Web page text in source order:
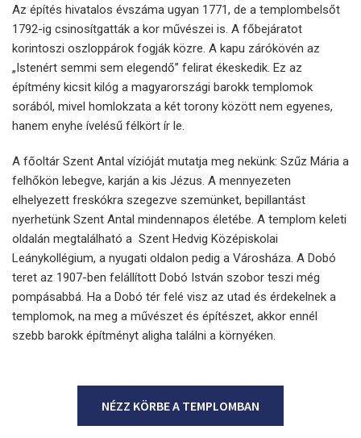
Az építés hivatalos évszáma ugyan 1771, de a templombelsőt
1792-ig csinosítgatták a kor művészei is. A főbejáratot
korintoszi oszloppárok fogják közre. A kapu zárókövén az
„Istenért semmi sem elegendő” felirat ékeskedik. Ez az
építmény kicsit kilóg a magyarországi barokk templomok
sorából, mivel homlokzata a két torony között nem egyenes,
hanem enyhe ívelésű félkört ír le.
A főoltár Szent Antal vízióját mutatja meg nekünk: Szűz Mária a
felhőkön lebegve, karján a kis Jézus. A mennyezeten
elhelyezett freskókra szegezve szemünket, bepillantást
nyerhetünk Szent Antal mindennapos életébe. A templom keleti
oldalán megtalálható a Szent Hedvig Középiskolai
Leánykollégium, a nyugati oldalon pedig a Városháza. A Dobó
teret az 1907-ben felállított Dobó István szobor teszi még
pompásabbá. Ha a Dobó tér felé visz az utad és érdekelnek a
templomok, na meg a művészet és építészet, akkor ennél
szebb barokk építményt aligha találni a környéken.
NÉZZ KÖRBE A TEMPLOMBAN